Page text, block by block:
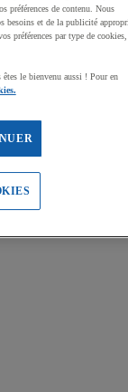
préférences de contenu. Nous
besoins et de la publicité
préférences par type de cookies,
le bienvenu aussi ! Pour en